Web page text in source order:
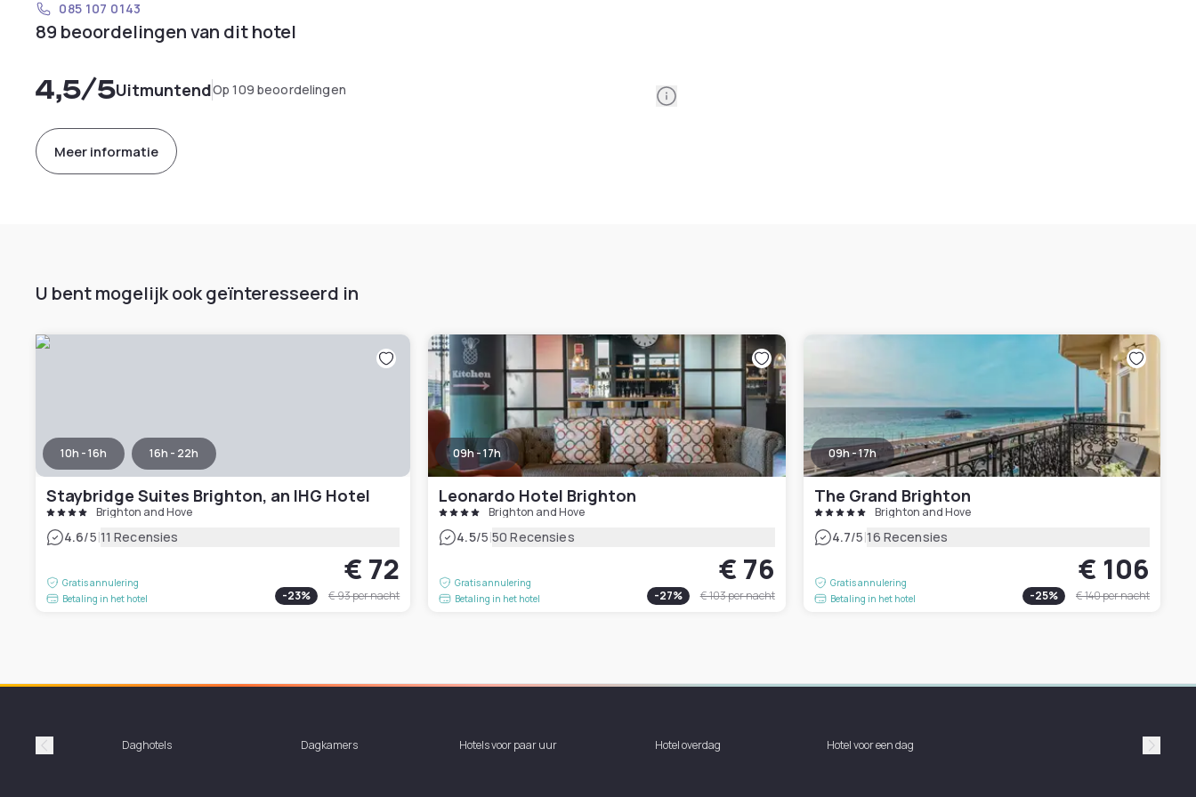
085 107 0143
89 beoordelingen van dit hotel
4,5/5UitmuntendOp 109 beoordelingen Information
Meer informatie
U bent mogelijk ook geïnteresseerd in
10h - 16h 16h - 22h
Staybridge Suites Brighton, an IHG Hotel
Brighton and Hove
4.6/5|11 Recensies
Gratis annulering
Betaling in het hotel
€ 72
-23% € 93per nacht
09h - 17h
Leonardo Hotel Brighton
Brighton and Hove
4.5/5|50 Recensies
Gratis annulering
Betaling in het hotel
€ 76
-27% € 103per nacht
09h - 17h
The Grand Brighton
Brighton and Hove
4.7/5|16 Recensies
Gratis annulering
Betaling in het hotel
€ 106
-25% € 140per nacht
Précédent Daghotels Dagkamers Hotels voor paar uur Hotel overdag Hotel voor een dag